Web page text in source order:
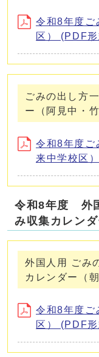
令和8年度ご
区） (PDF
ごみの出し方
ー（阿見中・
令和8年度ご
来中学校区
令和8年度 外
み収集カレンダ
外国人用 ごみ
カレンダー（
令和8年度ご
区） (PDF